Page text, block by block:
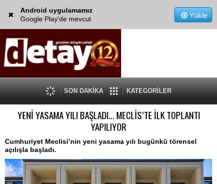
Android uygulamamız
Google Play'de mevcut
Yükle
SON DAKİKA KATEGORİLER
YENİ YASAMA YILI BAŞLADI… MECLİS’TE İLK TOPLANTI
YAPILIYOR
Cumhuriyet Meclisi’nin yeni yasama yılı bugünkü törensel
açılışla başladı.